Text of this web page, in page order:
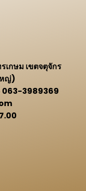
เกษม เขตจตุจักร
หญ่)
063-3989369